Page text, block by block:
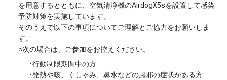
を用意するとともに、空気清浄機のAirdogX5sを設置して感染
予防対策を実施しています。
そのうえで以下の事項についてご理解とご協力をお願いしま
す。
○次の場合は、ご参加をお控えください。
･行動制限期間中の方
･発熱や咳、くしゃみ、鼻水などの風邪の症状がある方